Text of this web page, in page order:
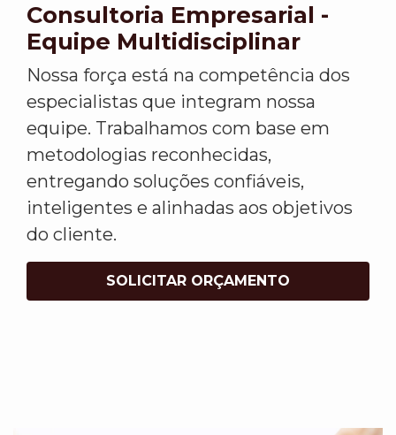
Consultoria Empresarial -
Equipe Multidisciplinar
Nossa força está na competência dos
especialistas que integram nossa
equipe. Trabalhamos com base em
metodologias reconhecidas,
entregando soluções confiáveis,
inteligentes e alinhadas aos objetivos
do cliente.
SOLICITAR ORÇAMENTO